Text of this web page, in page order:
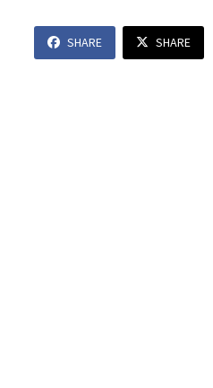
SHARE SHARE